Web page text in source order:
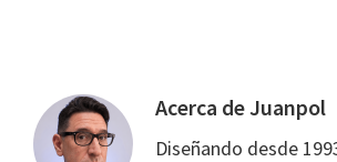
Acerca deJuanpol
Diseñando desde